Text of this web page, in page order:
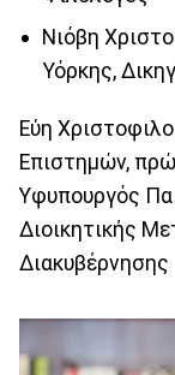
Νιόβη
Υόρκης,
Εύη
Επιστημών,
Υφυπουργός
Διοικητικής
Διακυβέρνησης